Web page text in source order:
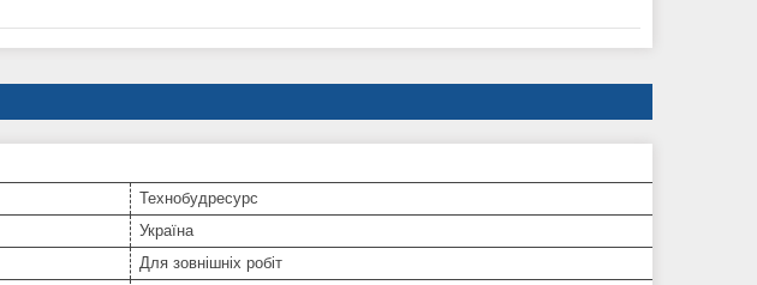
Технобудресурс
Україна
Для зовнішніх робіт